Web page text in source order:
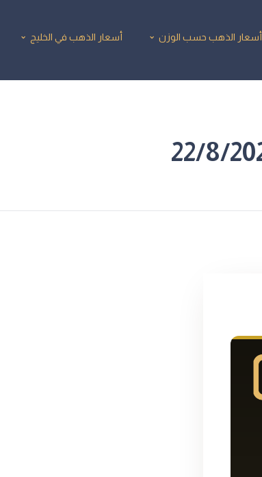
أسعار الذهب حسب الوزن أسعار الذهب في الخليج